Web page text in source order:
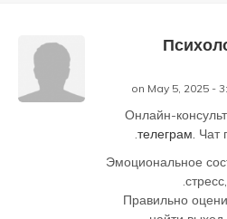
Онлайн-
телеграм. Чат
Эмоциональное
Правильно